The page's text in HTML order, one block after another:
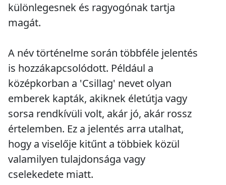
különlegesnek és ragyogónak tartja
magát.
A név történelme során többféle jelentés
is hozzákapcsolódott. Például a
középkorban a 'Csillag' nevet olyan
emberek kapták, akiknek életútja vagy
sorsa rendkívüli volt, akár jó, akár rossz
értelemben. Ez a jelentés arra utalhat,
hogy a viselője kitűnt a többiek közül
valamilyen tulajdonsága vagy
cselekedete miatt.